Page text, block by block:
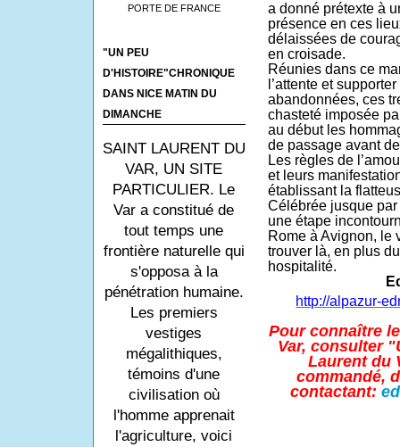
PORTE DE FRANCE
"UN PEU
D'HISTOIRE"CHRONIQUE
DANS NICE MATIN DU
DIMANCHE
SAINT LAURENT DU
VAR, UN SITE
PARTICULIER. Le
Var a constitué de
tout temps une
frontière naturelle qui
s'opposa à la
pénétration humaine.
Les premiers
vestiges
mégalithiques,
témoins d'une
civilisation où
l'homme apprenait
l'agriculture, voici
a donné prétexte à
présence en ces
délaissées de
en croisade.
Réunies dans ce
l’attente et
abandonnées, ces
chasteté imposée
au début les
de passage avant
Les règles de
et leurs
établissant la
Célébrée jusque
une étape
Rome à Avignon, le
trouver là, en plus
hospitalité.
http://alpazur-
Pour connaître
Var, consulter
Laurent du
commandé,
contactant: